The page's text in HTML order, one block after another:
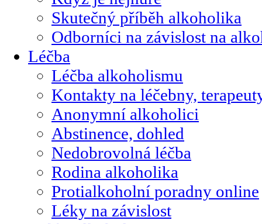
Skutečný příběh alkoholika
Odborníci na závislost na
Léčba
Léčba alkoholismu
Kontakty na léčebny,
Anonymní alkoholici
Abstinence, dohled
Nedobrovolná léčba
Rodina alkoholika
Protialkoholní poradny online
Léky na závislost